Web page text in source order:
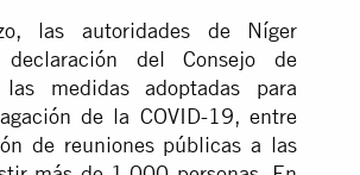
las autoridades de Níger
del Consejo de
medidas adoptadas para
de la COVID-19, entre
de reuniones públicas a las